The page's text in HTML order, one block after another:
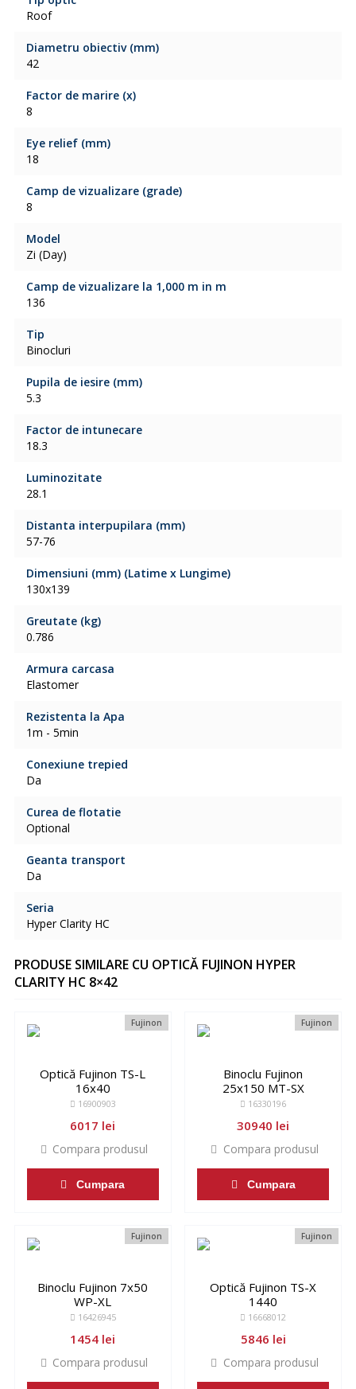
Roof
Diametru obiectiv (mm)
42
Factor de marire (x)
8
Eye relief (mm)
18
Camp de vizualizare (grade)
8
Model
Zi (Day)
Camp de vizualizare la 1,000 m in m
136
Tip
Binocluri
Pupila de iesire (mm)
5.3
Factor de intunecare
18.3
Luminozitate
28.1
Distanta interpupilara (mm)
57-76
Dimensiuni (mm) (Latime x Lungime)
130x139
Greutate (kg)
0.786
Armura carcasa
Elastomer
Rezistenta la Apa
1m - 5min
Conexiune trepied
Da
Curea de flotatie
Optional
Geanta transport
Da
Seria
Hyper Clarity HC
PRODUSE SIMILARE CU OPTICĂ FUJINON HYPER
CLARITY HC 8×42
Fujinon
Optică Fujinon TS-L
16x40
16900903
6017 lei
Compara produsul
Cumpara
Fujinon
Binoclu Fujinon
25x150 MT-SX
16330196
30940 lei
Compara produsul
Cumpara
Fujinon
Binoclu Fujinon 7x50
WP-XL
16426945
1454 lei
Compara produsul
Fujinon
Optică Fujinon TS-X
1440
16668012
5846 lei
Compara produsul